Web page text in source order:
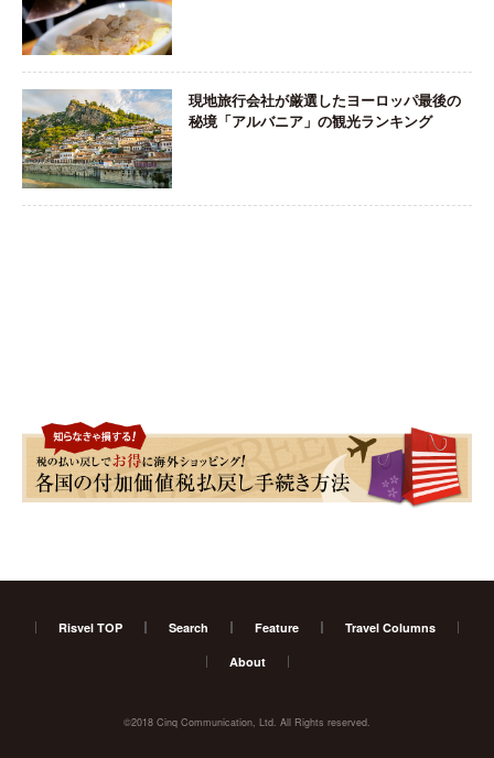
現地旅行会社が厳選したヨーロッパ最後の
秘境「アルバニア」の観光ランキング
Risvel TOP Search Feature Travel Columns
About
©2018 Cinq Communication, Ltd. All Rights reserved.